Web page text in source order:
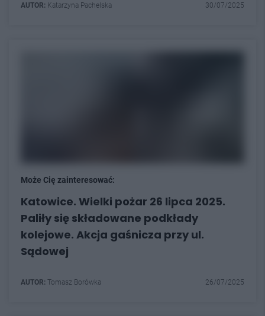
AUTOR: Katarzyna Pachelska 30/07/2025
Może Cię zainteresować:
Katowice. Wielki pożar 26 lipca 2025.
Paliły się składowane podkłady
kolejowe. Akcja gaśnicza przy ul.
Sądowej
AUTOR: Tomasz Borówka 26/07/2025